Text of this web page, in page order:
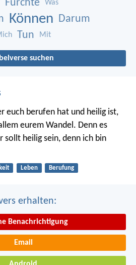
Fürchte Was
Können Darum
Tun Mit
suchen
euch berufen hat und heilig ist,
eurem Wandel. Denn es
sollt heilig sein, denn ich bin
Leben Berufung
erhalten:
Benachrichtigung
Email